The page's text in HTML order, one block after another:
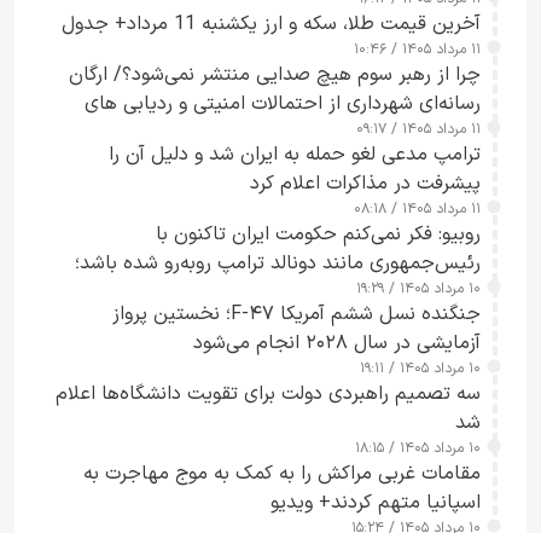
آخرین قیمت طلا، سکه و ارز یکشنبه 11 مرداد+ جدول
۱۱ مرداد ۱۴۰۵ / ۱۰:۴۶
چرا از رهبر سوم هیچ صدایی منتشر نمی‌شود؟/ ارگان
رسانه‌ای شهرداری از احتمالات امنیتی و ردیابی های
جاسوسی گفت
۱۱ مرداد ۱۴۰۵ / ۰۹:۱۷
ترامپ مدعی لغو حمله به ایران شد و دلیل آن را
پیشرفت در مذاکرات اعلام کرد
۱۱ مرداد ۱۴۰۵ / ۰۸:۱۸
روبیو: فکر نمی‌کنم حکومت ایران تاکنون با
رئیس‌جمهوری مانند دونالد ترامپ روبه‌رو شده باشد؛
کسی که واقعاً دست به اقدام می‌زند
۱۰ مرداد ۱۴۰۵ / ۱۹:۲۹
جنگنده نسل ششم آمریکا F-۴۷؛ نخستین پرواز
آزمایشی در سال ۲۰۲۸ انجام می‌شود
۱۰ مرداد ۱۴۰۵ / ۱۹:۱۱
سه تصمیم راهبردی دولت برای تقویت دانشگاه‌ها اعلام
شد
۱۰ مرداد ۱۴۰۵ / ۱۸:۱۵
مقامات غربی مراکش را به کمک به موج مهاجرت به
اسپانیا متهم کردند+ ویدیو
۱۰ مرداد ۱۴۰۵ / ۱۵:۲۴